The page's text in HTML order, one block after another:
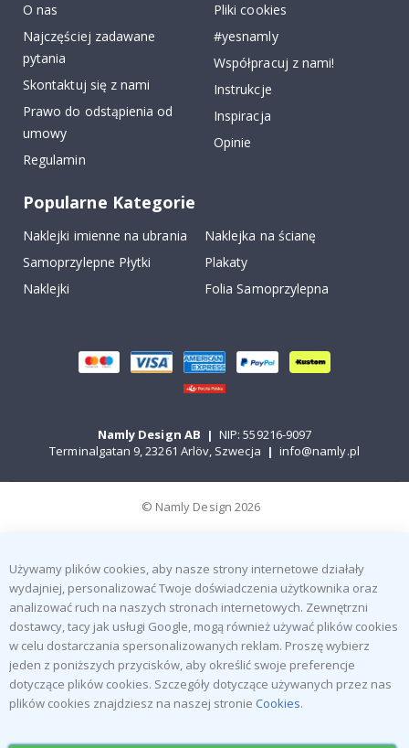
O nas
Najczęściej zadawane
pytania
Skontaktuj się z nami
Prawo do odstąpienia od
umowy
Regulamin
Pliki cookies
#yesnamly
Współpracuj z nami!
Instrukcje
Inspiracja
Opinie
Popularne Kategorie
Naklejki imienne na ubrania
Naklejka na ścianę
Samoprzylepne Płytki
Plakaty
Naklejki
Folia Samoprzylepna
Namly Design AB | NIP: 559216-9097
Terminalgatan 9, 23261 Arlöv, Szwecja | info@namly.pl
© Namly Design 2026
Używamy plików cookies, aby nasze strony internetowe działały
wydajniej, personalizować Twoje doświadczenia użytkownika oraz
analizować ruch na naszych stronach internetowych. Zewnętrzni
dostawcy, tacy jak usługi Google, mogą również używać plików cookies
w celu dostarczania spersonalizowanych reklam. Proszę wybierz
jeden z poniższych przycisków, aby określić swoje preferencje
dotyczące plików cookies. Szczegóły dotyczące używanych przez nas
plików cookies znajdziesz na naszej stronie Cookies.